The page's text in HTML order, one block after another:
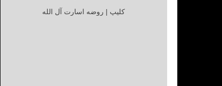
کلیپ | روضه اسارت آل الله